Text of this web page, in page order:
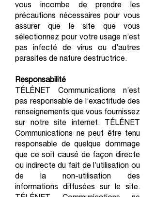
vous incombe de prendre les
précautions nécessaires pour vous
assurer que le site que vous
sélectionnez pour votre usage n’est
pas infecté de virus ou d’autres
parasites de nature destructrice.
Responsabilité
TÉLÉNET Communications n’est
pas responsable de l’exactitude des
renseignements que vous fournissez
sur notre site internet. TÉLÉNET
Communications ne peut être tenu
responsable de quelque dommage
que ce soit causé de façon directe
ou indirecte du fait de l’utilisation ou
de la non-utilisation des
informations diffusées sur le site.